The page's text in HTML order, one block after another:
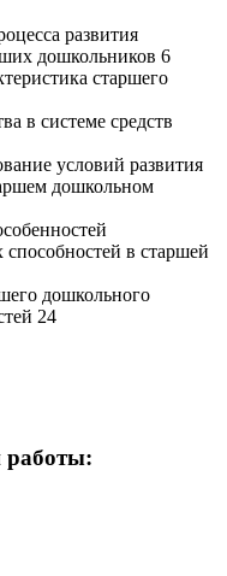
развития
дошкольников 6
старшего
в системе средств
условий развития
дошкольном
в старшей
дошкольного
24
работы: